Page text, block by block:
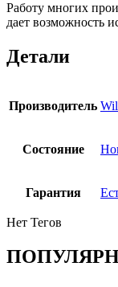
Работу многих
дает возможность
Детали
Производитель
Состояние
Гарантия
Нет Тегов